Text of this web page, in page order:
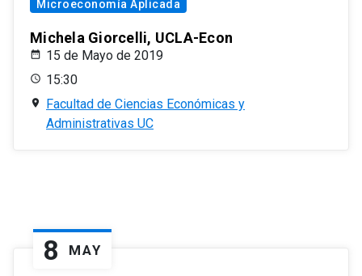
Microeconomía Aplicada
Michela Giorcelli, UCLA-Econ
15 de Mayo de 2019
15:30
Facultad de Ciencias Económicas y
Administrativas UC
8 MAY